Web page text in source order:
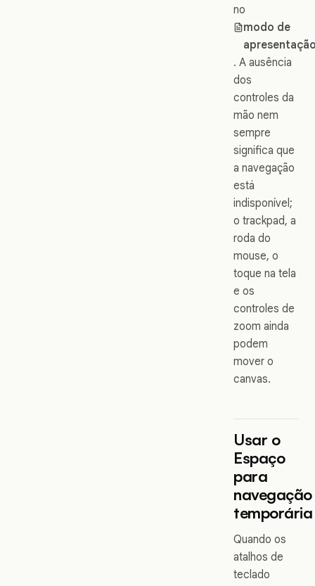
no
modo de
. A ausência
dos
controles da
mão nem
sempre
significa que
a navegação
está
indisponível;
o trackpad, a
roda do
mouse, o
toque na tela
e os
controles de
zoom ainda
podem
mover o
canvas.
Usar o
Espaço
para
navegação
temporária
Quando os
atalhos de
teclado